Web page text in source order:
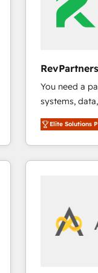
You need a
systems, data,
bridge the
combining
solve the right
only firm in
market execution. Why B2B Businesses
Secure: Soc2
Elite Solutions